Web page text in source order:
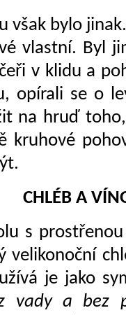
však bylo
vlastní. Byl
v klidu a
opírali se o
na hruď
kruhové
CHLÉB A
s
velikonoční
je jako
vady a bez